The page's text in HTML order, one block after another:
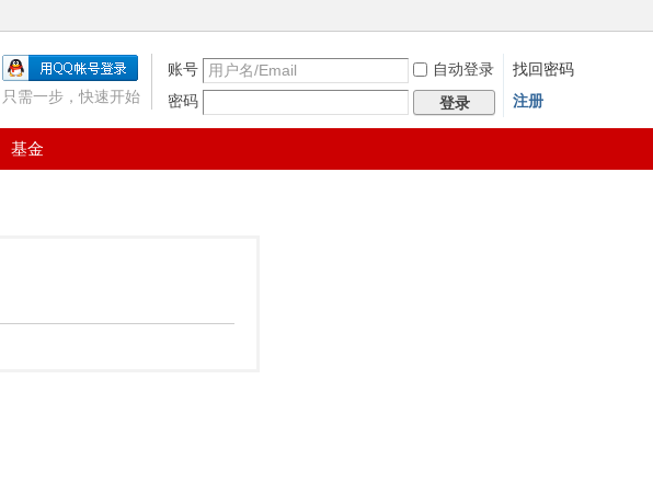
账号 自动登录
找回密码
密码
登录 注册
只需一步，快速开始
基金